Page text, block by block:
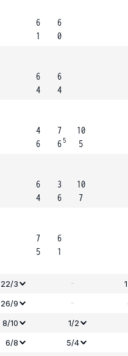
6
1
6
0
6
4
6
4
4
6
7
6 5
10
5
6
4
3
6
10
7
7
5
6
1
22/3 -
26/9 -
8/10 1/2
6/8
5/4